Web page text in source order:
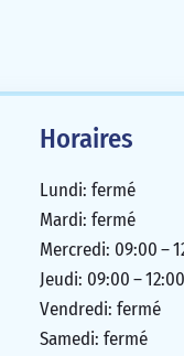
Horaires
Lundi: fermé
Mardi: fermé
Mercredi: 09:00 –
Jeudi: 09:00 – 12:00
Vendredi: fermé
Samedi: fermé